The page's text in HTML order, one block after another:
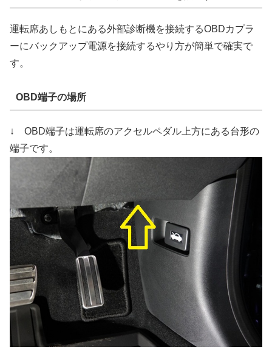
運転席あしもとにある外部診断機を接続するOBDカプラ
ーにバックアップ電源を接続するやり方が簡単で確実で
す。
OBD端子の場所
↓ OBD端子は運転席のアクセルペダル上方にある台形の
端子です。